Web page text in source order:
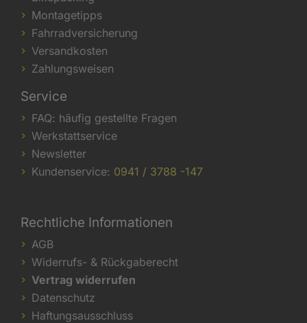
Montagetipps
Fahrradversicherung
Versandkosten
Zahlungsweisen
Service
FAQ: häufig gestellte Fragen
Werkstattservice
Newsletter
Kundenservice: 0941 / 3788 -147
Rechtliche Informationen
AGB
Widerrufs- & Rückgaberecht
Vertrag widerrufen
Datenschutz
Haftungsausschluss